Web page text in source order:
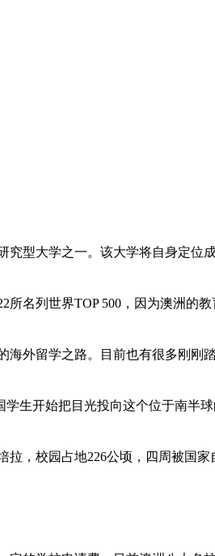
型大学之一。该大学将自身定位
名列世界TOP 500，因为澳洲的
外留学之路。目前也有很多刚刚
生开始把目光投向这个位于南半球
，校园占地226公顷，四周被国家